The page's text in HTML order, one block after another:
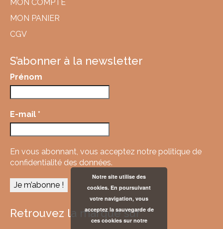
MON COMPTE
MON PANIER
CGV
S’abonner à la newsletter
Prénom
E-mail *
En vous abonnant, vous acceptez notre politique de
confidentialité des données.
Retrouvez la marque sur
Notre site utilise des
cookies. En poursuivant
votre navigation, vous
acceptez la sauvegarde de
ces cookies sur notre